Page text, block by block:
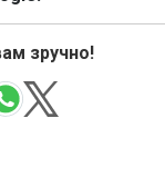
зручно!